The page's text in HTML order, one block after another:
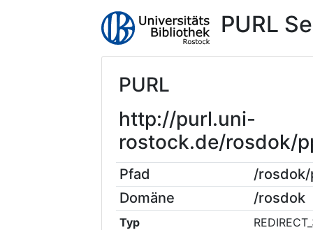
PURL
PURL
http://purl.uni-
rostock.de/rosdok/
Pfad
/
Domäne
/rosdok
Typ